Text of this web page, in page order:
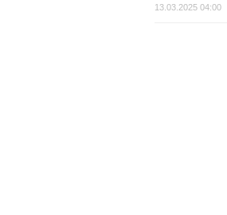
13.03.2025 04:00